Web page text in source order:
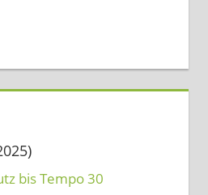
bis Tempo 30